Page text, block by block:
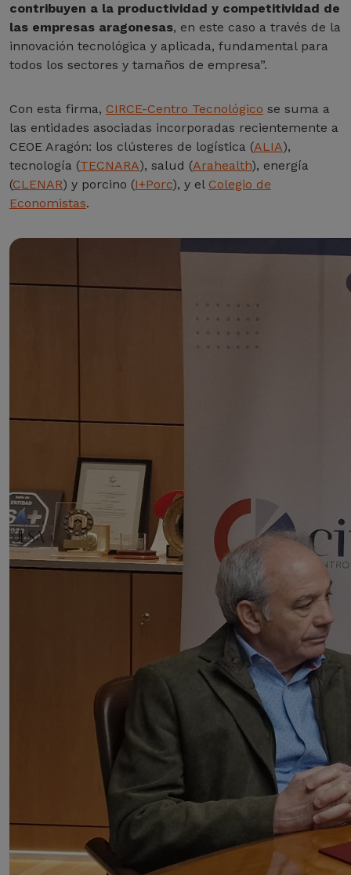
contribuyen a la productividad y competitividad de
las empresas aragonesas, en este caso a través de la
innovación tecnológica y aplicada, fundamental para
todos los sectores y tamaños de empresa”.
Con esta firma, CIRCE-Centro Tecnológico se suma a
las entidades asociadas incorporadas recientemente a
CEOE Aragón: los clústeres de logística (ALIA),
tecnología (TECNARA), salud (Arahealth), energía
(CLENAR) y porcino (I+Porc), y el Colegio de
Economistas.